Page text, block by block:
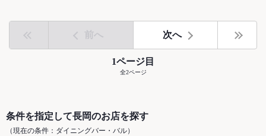
前へ 次へ
1ページ目
全2ページ
条件を指定して長岡のお店を探す
（現在の条件：ダイニングバー・バル）